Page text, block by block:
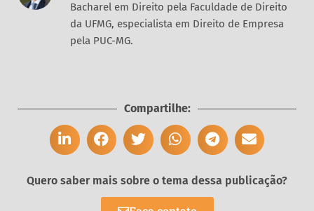
Bacharel em Direito pela Faculdade de Direito
da UFMG, especialista em Direito de Empresa
pela PUC-MG.
Compartilhe:
Quero saber mais sobre o tema dessa publicação?